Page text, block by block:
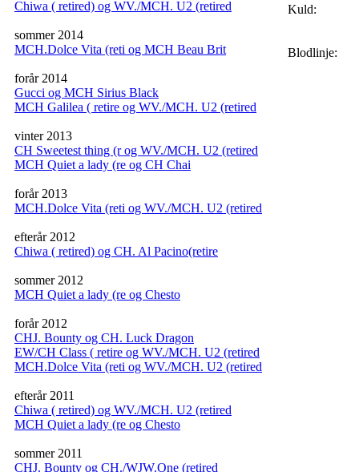
Chiwa ( retired) og WV./MCH. U2 (retired
sommer 2014
MCH.Dolce Vita (reti og MCH Beau Brit
forår 2014
Gucci og MCH Sirius Black
MCH Galilea ( retire og WV./MCH. U2 (retired
vinter 2013
CH Sweetest thing (r og WV./MCH. U2 (retired
MCH Quiet a lady (re og CH Chai
forår 2013
MCH.Dolce Vita (reti og WV./MCH. U2 (retired
efterår 2012
Chiwa ( retired) og CH. Al Pacino(retire
sommer 2012
MCH Quiet a lady (re og Chesto
forår 2012
CHJ. Bounty og CH. Luck Dragon
EW/CH Class ( retire og WV./MCH. U2 (retired
MCH.Dolce Vita (reti og WV./MCH. U2 (retired
efterår 2011
Chiwa ( retired) og WV./MCH. U2 (retired
MCH Quiet a lady (re og Chesto
sommer 2011
CHJ. Bounty og CH./WJW.One (retired
Kuld:
Blodlinje: